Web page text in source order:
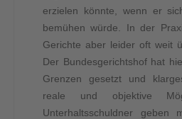
erzielen könnte, wenn er
bemühen würde. In der
Gerichte aber leider oft weit
Der Bundesgerichtshof hat
Grenzen gesetzt und
reale und objektive
Unterhaltsschuldner geben